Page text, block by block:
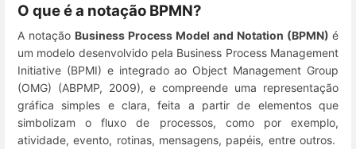
O que é a notação BPMN?
A notação Business Process Model and Notation (BPMN) é
um modelo desenvolvido pela Business Process Management
Initiative (BPMI) e integrado ao Object Management Group
(OMG) (ABPMP, 2009), e compreende uma representação
gráfica simples e clara, feita a partir de elementos que
simbolizam o fluxo de processos, como por exemplo,
atividade, evento, rotinas, mensagens, papéis, entre outros.